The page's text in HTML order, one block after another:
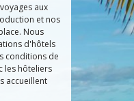
aux
et nos
Nous
d'hôtels
conditions de
les hôteliers
accueillent